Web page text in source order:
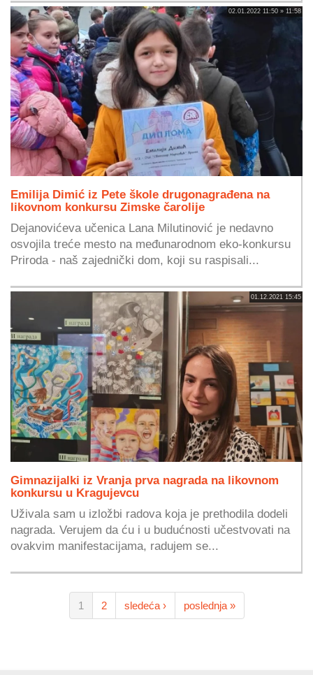
02.01.2022 11:50 » 11:58
Emilija Dimić iz Pete škole drugonagrađena na
likovnom konkursu Zimske čarolije
Dejanovićeva učenica Lana Milutinović je nedavno
osvojila treće mesto na međunarodnom eko-konkursu
Priroda - naš zajednički dom, koji su raspisali...
01.12.2021 15:45
Gimnazijalki iz Vranja prva nagrada na likovnom
konkursu u Kragujevcu
Uživala sam u izložbi radova koja je prethodila dodeli
nagrada. Verujem da ću i u budućnosti učestvovati na
ovakvim manifestacijama, radujem se...
1 2 sledeća › poslednja »